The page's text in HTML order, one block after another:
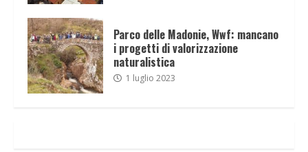
Parco delle Madonie, Wwf: mancano
i progetti di valorizzazione
naturalistica
1 luglio 2023